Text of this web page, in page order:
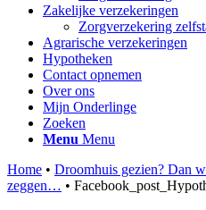
Zakelijke verzekeringen
Zorgverzekering
Agrarische verzekeringen
Hypotheken
Contact opnemen
Over ons
Mijn Onderlinge
Zoeken
Menu Menu
Home • Droomhuis gezien? Dan
zeggen… •